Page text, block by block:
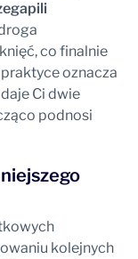
co finalnie
oznacza
Ci dwie
podnosi
kolejnych